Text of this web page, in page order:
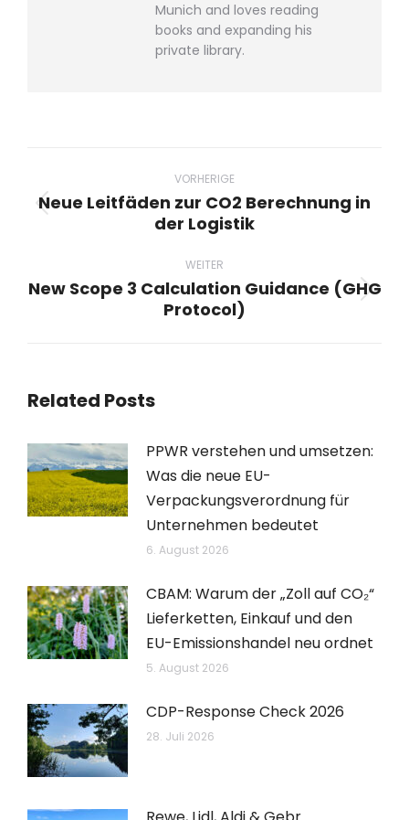
Munich and loves reading
books and expanding his
private library.
VORHERIGE
Vorheriger
Beitrag:
Neue Leitfäden zur CO2 Berechnung in
der Logistik
WEITER
Nächster
Beitrag:
New Scope 3 Calculation Guidance (GHG
Protocol)
Related Posts
PPWR verstehen und umsetzen:
Was die neue EU-
Verpackungsverordnung für
Unternehmen bedeutet
6. August 2026
CBAM: Warum der „Zoll auf CO₂“
Lieferketten, Einkauf und den
EU-Emissionshandel neu ordnet
5. August 2026
CDP-Response Check 2026
28. Juli 2026